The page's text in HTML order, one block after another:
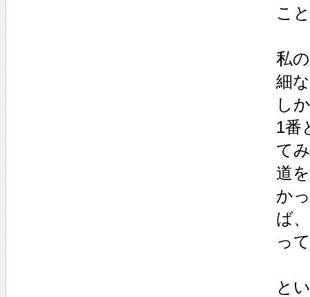
こ
私
細
し
1番
て
道
か
ば
っ
と